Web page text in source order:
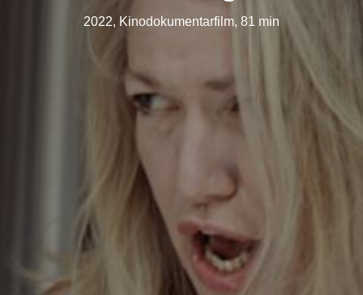
2022, Kinodokumentarfilm, 81 min